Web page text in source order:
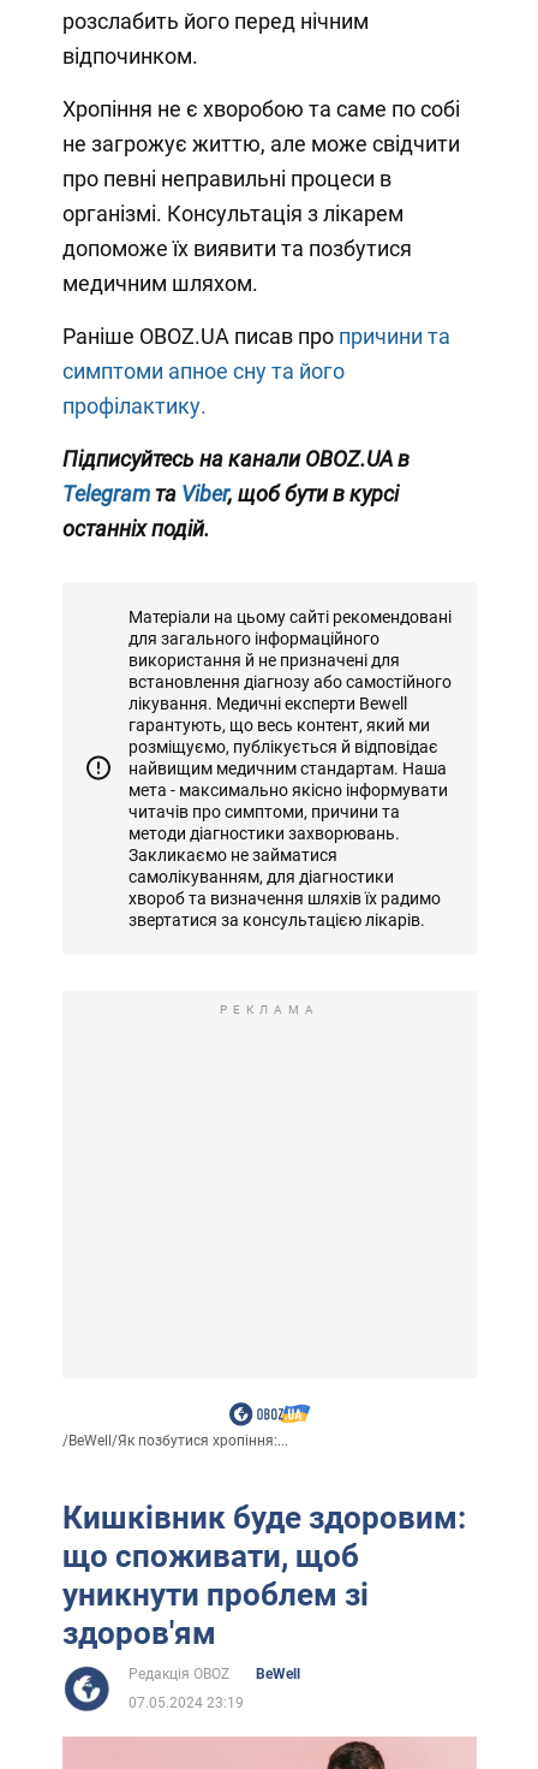
розслабить його перед нічним
відпочинком.
Хропіння не є хворобою та саме по собі
не загрожує життю, але може свідчити
про певні неправильні процеси в
організмі. Консультація з лікарем
допоможе їх виявити та позбутися
медичним шляхом.
Раніше OBOZ.UA писав про причини та
симптоми апное сну та його
профілактику.
Підписуйтесь на канали OBOZ.UA в
Telegram та Viber, щоб бути в курсі
останніх подій.
Матеріали на цьому сайті рекомендовані
для загального інформаційного
використання й не призначені для
встановлення діагнозу або самостійного
лікування. Медичні експерти Bewell
гарантують, що весь контент, який ми
розміщуємо, публікується й відповідає
найвищим медичним стандартам. Наша
мета - максимально якісно інформувати
читачів про симптоми, причини та
методи діагностики захворювань.
Закликаємо не займатися
самолікуванням, для діагностики
хвороб та визначення шляхів їх радимо
звертатися за консультацією лікарів.
РЕКЛАМА
/BeWell/Як позбутися хропіння:...
Кишківник буде здоровим:
що споживати, щоб
уникнути проблем зі
здоров'ям
Редакція OBOZ
BeWell
07.05.2024 23:19